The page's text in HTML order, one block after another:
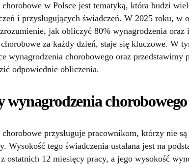
chorobowe w Polsce jest tematyką, która budzi
i przysługujących świadczeń. W 2025 roku, w
jak obliczyć 80% wynagrodzenia oraz
za każdy dzień, staje się kluczowe. W
wynagrodzenia chorobowego oraz przedstawimy
odpowiednie obliczenia.
wynagrodzenia chorobowego
chorobowe przysługuje pracownikom, którzy nie
Wysokość tego świadczenia ustalana jest na
ostatnich 12 miesięcy pracy, a jego wysokość